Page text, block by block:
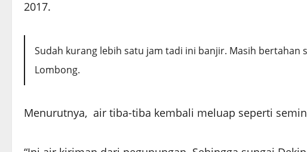
2017.
Sudah kurang lebih satu jam tadi ini banjir. Masih bertahan
Lombong.
Menurutnya, air tiba-tiba kembali meluap seperti